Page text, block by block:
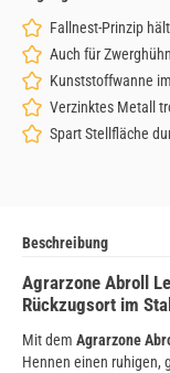
Fallnest-Prinzip
Auch für
Kunststoffwanne
Verzinktes Metall
Spart Stellfläche
Beschreibung
Agrarzone Abroll
Rückzugsort im
Mit dem Agrarzone
Hennen einen ruhigen,